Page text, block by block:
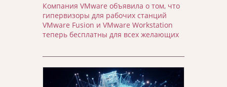
Компания VMware объявила о том, что
гипервизоры для рабочих станций
VMware Fusion и VMware Workstation
теперь бесплатны для всех желающих